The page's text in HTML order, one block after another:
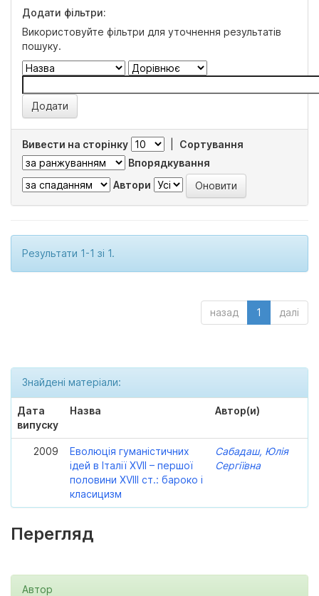
Додати фільтри:
Використовуйте фільтри для уточнення результатів
пошуку.
Вивести на сторінку
Сортування
Впорядкування
Автори
Результати 1-1 зі 1.
назад 1 далі
Знайдені матеріали:
Дата
випуску
Назва Автор(и)
2009
Еволюція гуманістичних
ідей в Італії XVII – першої
половини XVIII ст.: бароко і
класицизм
Сабадаш, Юлія
Сергіївна
Перегляд
Автор